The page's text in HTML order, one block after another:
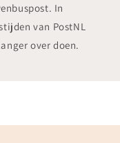
In
van PostNL
over doen.